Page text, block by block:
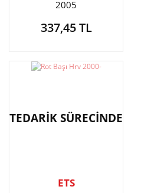
2005
337,45 TL
TEDARİK SÜRECİNDE
ETS